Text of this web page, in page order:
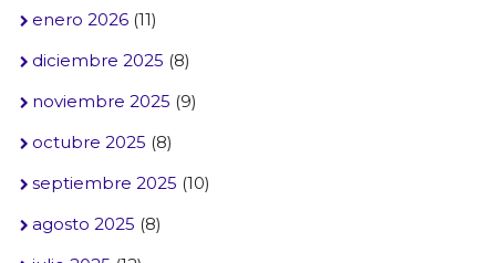
enero 2026(11)
diciembre 2025 (8)
noviembre 2025 (9)
octubre 2025 (8)
septiembre 2025 (10)
agosto 2025 (8)